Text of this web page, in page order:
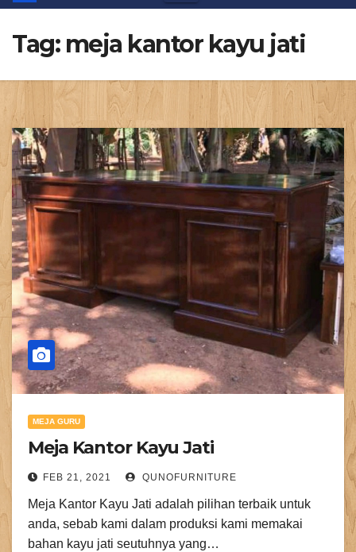
Tag: meja kantor kayu jati
MEJA GURU
Meja Kantor Kayu Jati
FEB 21, 2021 QUNOFURNITURE
Meja Kantor Kayu Jati adalah pilihan terbaik untuk
anda, sebab kami dalam produksi kami memakai
bahan kayu jati seutuhnya yang…